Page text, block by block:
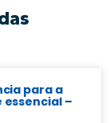
para a
–